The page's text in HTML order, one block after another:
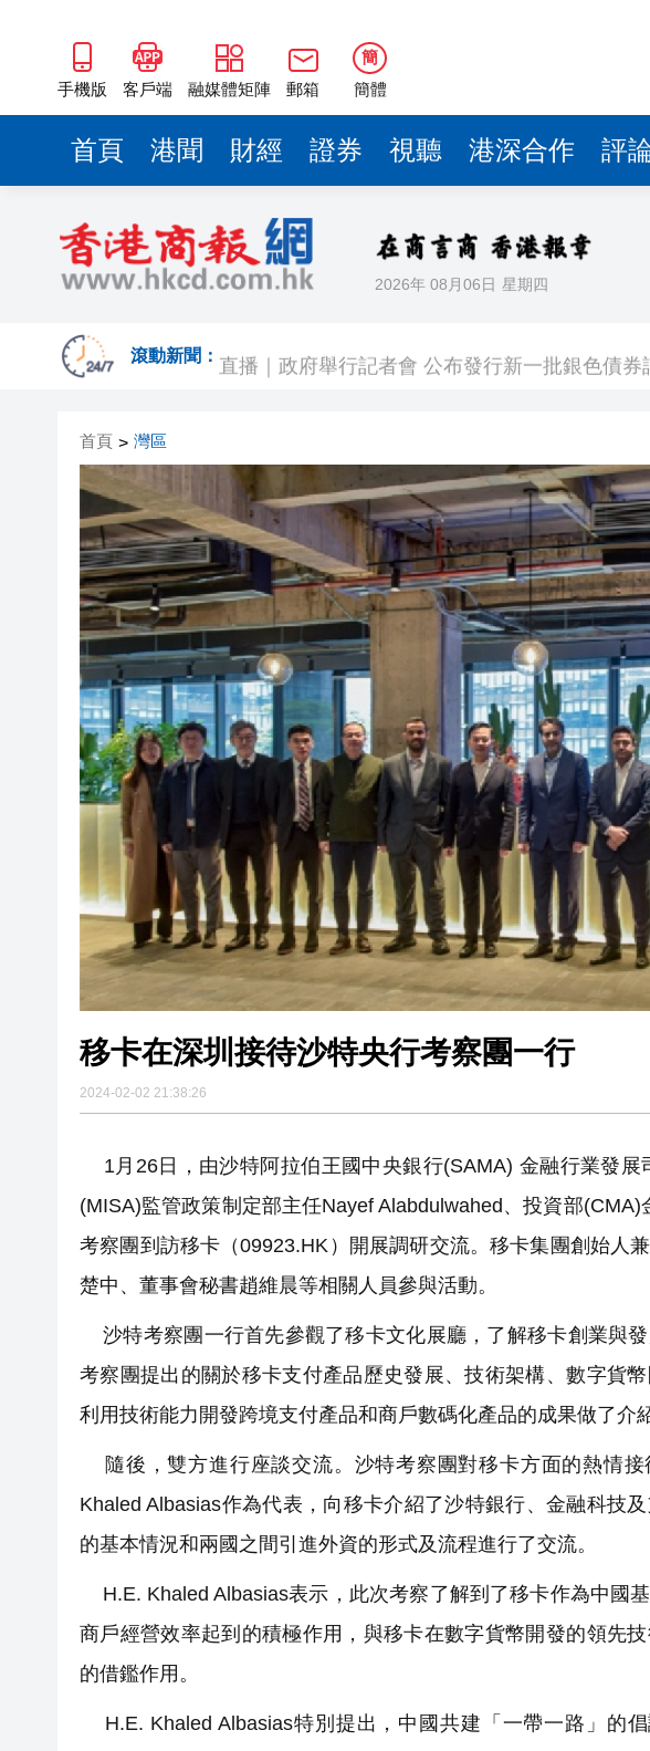
手機版 客戶端 融媒體矩陣 郵箱
簡
簡體
首頁 港聞 財經 證券 視聽 港深合作 評
2026年 08月06日 星期四
滾動新聞： 直播｜政府舉行記者會 公布發行新一批銀色債券
官方通報深圳濱海大道塌陷約20平方米
港股收評：恒指低開低走跌1.49%
張一鳴罕見發聲：字節Seed模型「拒絕蒸餾」 寧
內地居民的香港保險收益要繳稅了？保險股先跌
首頁 > 灣區
移卡在深圳接待沙特央行考察團一行
2024-02-02 21:38:26
1月26日，由沙特阿拉伯王國中央銀行(SAMA) 金融行業發展
(MISA)監管政策制定部主任Nayef Alabdulwahed、投資部
考察團到訪移卡（09923.HK）開展調研交流。移卡集團創始人
楚中、董事會秘書趙維晨等相關人員參與活動。
沙特考察團一行首先參觀了移卡文化展廳，了解移卡創業與
考察團提出的關於移卡支付產品歷史發展、技術架構、數字貨
利用技術能力開發跨境支付產品和商戶數碼化產品的成果做了介紹
隨後，雙方進行座談交流。沙特考察團對移卡方面的熱情接
Khaled Albasias作為代表，向移卡介紹了沙特銀行、金融科技
的基本情況和兩國之間引進外資的形式及流程進行了交流。
H.E. Khaled Albasias表示，此次考察了解到了移卡作為中國
商戶經營效率起到的積極作用，與移卡在數字貨幣開發的領先
的借鑑作用。
H.E. Khaled Albasias特別提出，中國共建「一帶一路」的